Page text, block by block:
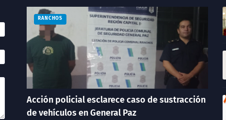
RANCHOS
Acción policial esclarece caso de sustracción
de vehículos en General Paz